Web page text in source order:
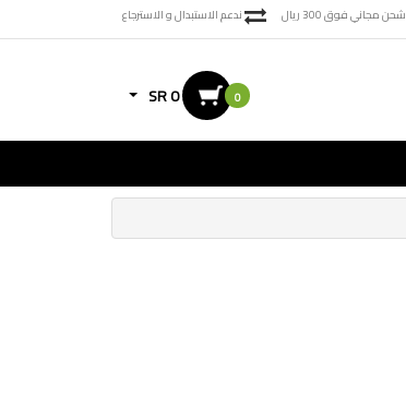
شحن مجاني فوق 300 ريال ندعم الاستبدال و الاسترجاع
0
SR 0